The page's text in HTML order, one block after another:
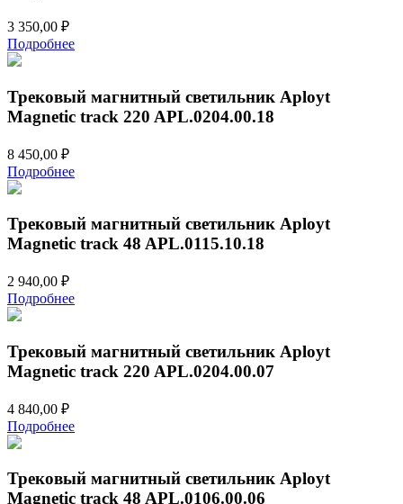
3 350,00 ₽
Подробнее
Трековый магнитный светильник Aployt
Magnetic track 220 APL.0204.00.18
8 450,00 ₽
Подробнее
Трековый магнитный светильник Aployt
Magnetic track 48 APL.0115.10.18
2 940,00 ₽
Подробнее
Трековый магнитный светильник Aployt
Magnetic track 220 APL.0204.00.07
4 840,00 ₽
Подробнее
Трековый магнитный светильник Aployt
Magnetic track 48 APL.0106.00.06